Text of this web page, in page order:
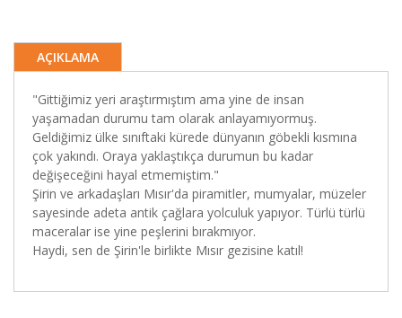
AÇIKLAMA
"Gittiğimiz yeri araştırmıştım ama yine de insan
yaşamadan durumu tam olarak anlayamıyormuş.
Geldiğimiz ülke sınıftaki kürede dünyanın göbekli kısmına
çok yakındı. Oraya yaklaştıkça durumun bu kadar
değişeceğini hayal etmemiştim."
Şirin ve arkadaşları Mısır'da piramitler, mumyalar, müzeler
sayesinde adeta antik çağlara yolculuk yapıyor. Türlü türlü
maceralar ise yine peşlerini bırakmıyor.
Haydi, sen de Şirin'le birlikte Mısır gezisine katıl!